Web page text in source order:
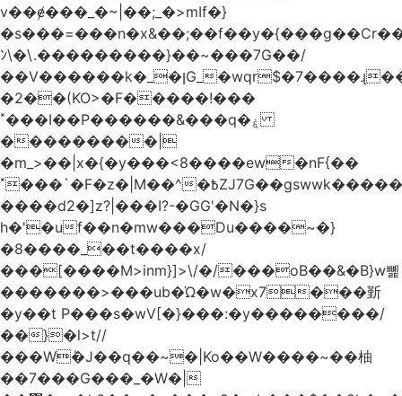
v��ɇ���_�~|��;_�>mIf�}
ﾝ\�\.���������}��~���7G��/
��V������k�_�ןG_�wqr$�7����ɻ��-
�2��(KO>�F�����!���
˟���I��P������&���q�ۼ
���������|
�m_>��|x�{�y���<8����ew�nF{��
˟���`�F�z�|M��^�߿ZJ7G��gswwk������j��
����d2�]z?|���I?-�GG'�N�}s
h�'�uf��n�mw���Du����~�}
�8����_��t����x/
���[����M>inm}]>\/�/���oB��&�B}w뼱
�������>���ub�Ώ�w�x7���斳
�y��t P���s�wV[�}���:�y��������/
��}�l>t//
���Wٝ�J��q��~�|Ko��W����~��柚
��7���G���_�W�|